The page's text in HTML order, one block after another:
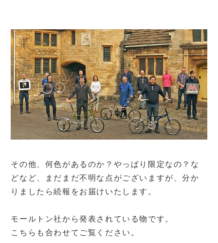
その他、何色があるのか？やっぱり限定なの？な
どなど、まだまだ不明な点がございますが、分か
りましたら続報をお届けいたします。
モールトン社から発表されている物です。
こちらも合わせてご覧ください。